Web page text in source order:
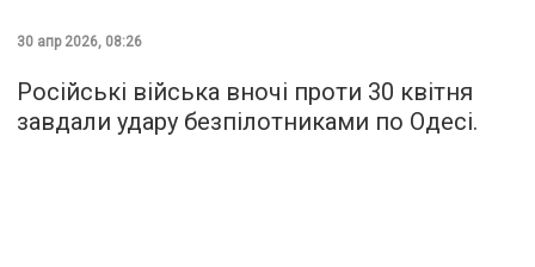
30 апр 2026, 08:26
Російські війська вночі проти 30 квітня
завдали удару безпілотниками по Одесі.